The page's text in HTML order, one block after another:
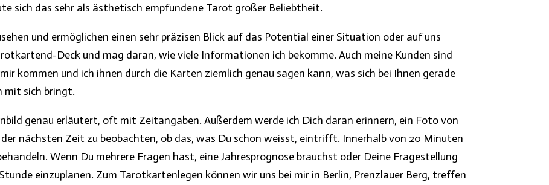
sich das sehr als ästhetisch empfundene Tarot großer Beliebtheit.
und ermöglichen einen sehr präzisen Blick auf das Potential einer Situation oder auf uns
Deck und mag daran, wie viele Informationen ich bekomme. Auch meine Kunden sind
kommen und ich ihnen durch die Karten ziemlich genau sagen kann, was sich bei Ihnen gerade
mit sich bringt.
genau erläutert, oft mit Zeitangaben. Außerdem werde ich Dich daran erinnern, ein Foto von
nächsten Zeit zu beobachten, ob das, was Du schon weisst, eintrifft. Innerhalb von 20 Minuten
Wenn Du mehrere Fragen hast, eine Jahresprognose brauchst oder Deine Fragestellung
einzuplanen. Zum Tarotkartenlegen können wir uns bei mir in Berlin, Prenzlauer Berg, treffen